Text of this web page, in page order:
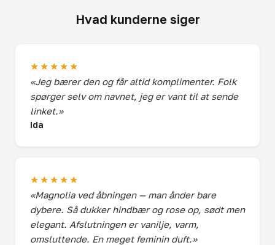
Hvad kunderne siger
★★★★★
«Jeg bærer den og får altid komplimenter. Folk
spørger selv om navnet, jeg er vant til at sende
linket.»
Ida
★★★★★
«Magnolia ved åbningen — man ånder bare
dybere. Så dukker hindbær og rose op, sødt men
elegant. Afslutningen er vanilje, varm,
omsluttende. En meget feminin duft.»